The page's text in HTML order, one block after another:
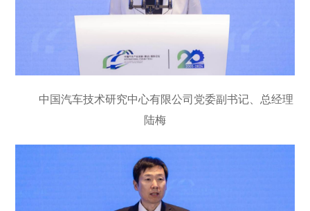
中国汽车技术研究中心有限公司党委副书记、总经理
陆梅